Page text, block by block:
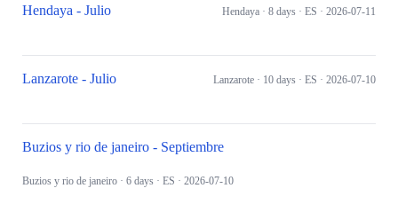
Hendaya - Julio Hendaya · 8 days · ES · 2026-07-11
Lanzarote - Julio Lanzarote · 10 days · ES · 2026-07-10
Buzios y rio de janeiro - Septiembre
Buzios y rio de janeiro · 6 days · ES · 2026-07-10